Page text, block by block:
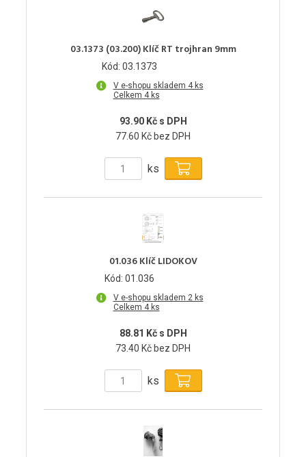
03.1373 (03.200) Klíč RT trojhran 9mm
Kód: 03.1373
V e-shopu skladem 4 ks
Celkem 4 ks
93.90 Kč s DPH
77.60 Kč bez DPH
ks
01.036 Klíč LIDOKOV
Kód: 01.036
V e-shopu skladem 2 ks
Celkem 4 ks
88.81 Kč s DPH
73.40 Kč bez DPH
ks